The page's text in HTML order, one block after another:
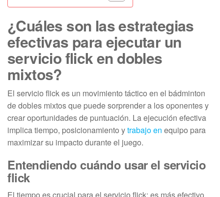
¿Cuáles son las estrategias
efectivas para ejecutar un
servicio flick en dobles
mixtos?
El servicio flick es un movimiento táctico en el bádminton
de dobles mixtos que puede sorprender a los oponentes y
crear oportunidades de puntuación. La ejecución efectiva
implica tiempo, posicionamiento ytrabajo en equipo para
maximizar su impacto durante el juego.
Entendiendo cuándo usar el servicio
flick